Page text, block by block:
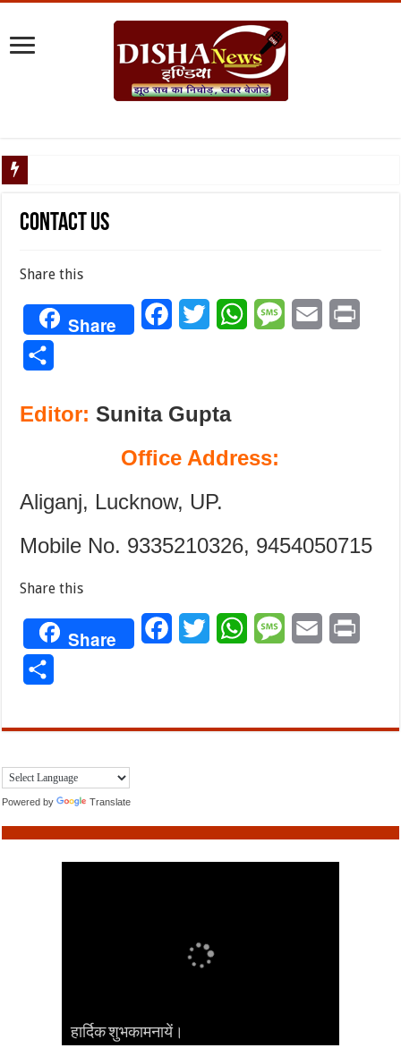
Contact us
Share this
Share FacebookTwitterWhatsAppMessageEmail
Editor:Sunita Gupta
Office Address:
Aliganj, Lucknow, UP.
Mobile No. 9335210326, 9454050715
Share this
Share FacebookTwitterWhatsAppMessageEmail
Powered by Translate
हार्दिक शुभकामनायें।
हार्दिक शुभकामनायें।
हार्दिक शुभकामनायें।
हार्दिक शुभकामनायें।
हार्दिक शुभकामनायें।